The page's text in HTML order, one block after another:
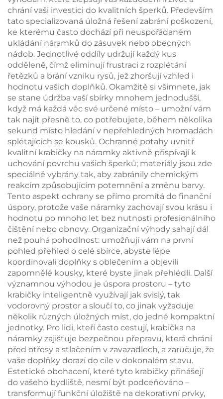
prstenu a náhrdelníků
chrání vaši investici do kvalitních šperků. Především
tato specializovaná úložná řešení zabrání poškození,
ke kterému často dochází při neuspořádaném
ukládání náramků do zásuvek nebo obecných
nádob. Jednotlivé oddíly udržují každý kus
odděleně, čímž eliminují frustraci z rozplétání
řetězků a brání vzniku rysů, jež zhoršují vzhled i
hodnotu vašich doplňků. Okamžitě si všimnete, jak
se stane údržba vaší sbírky mnohem jednodušší,
když má každá věc své určené místo – umožní vám
tak najít přesně to, co potřebujete, během několika
sekund místo hledání v nepřehledných hromadách
splétajících se kousků. Ochranné potahy uvnitř
kvalitní krabičky na náramky aktivně přispívají k
uchování povrchu vašich šperků; materiály jsou zde
speciálně vybrány tak, aby zabránily chemickým
reakcím způsobujícím potemnění a změnu barvy.
Tento aspekt ochrany se přímo promítá do finanční
úspory, protože vaše náramky zachovají svou krásu i
hodnotu po mnoho let bez nutnosti profesionálního
čištění nebo obnovy. Organizační výhody sahají dál
než pouhá pohodlnost: umožňují vám na první
pohled přehled o celé sbírce, abyste lépe
koordinovali doplňky s oblečením a objevili
zapomnělé kousky, které byste jinak přehlédli. Další
významnou výhodou je úspora prostoru – tyto
krabičky inteligentně využívají jak svislý, tak
vodorovný prostor a sloučí to, co jinak vyžaduje
několik různých úložných míst, do jedné kompaktní
jednotky. Pro lidi, kteří často cestují, krabička na
náramky zajišťuje bezpečnou přepravu, která chrání
před otřesy a stlačením v zavazadlech, a zaručuje, že
vaše doplňky dorazí do cíle v dokonalém stavu.
Estetické obohacení, které tyto krabičky přinášejí
do vašeho bydliště, nesmí být podceňováno –
transformují funkční úložiště na dekorativní prvky,